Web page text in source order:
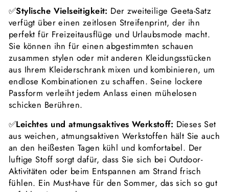
✅Stylische Vielseitigkeit: Der zweiteilige Geeta-Satz
verfügt über einen zeitlosen Streifenprint, der ihn
perfekt für Freizeitausflüge und Urlaubsmode macht.
Sie können ihn für einen abgestimmten schauen
zusammen stylen oder mit anderen Kleidungsstücken
aus Ihrem Kleiderschrank mixen und kombinieren, um
endlose Kombinationen zu schaffen. Seine lockere
Passform verleiht jedem Anlass einen mühelosen
schicken Berühren.
✅Leichtes und atmungsaktives Werkstoff: Dieses Set
aus weichen, atmungsaktiven Werkstoffen hält Sie auch
an den heißesten Tagen kühl und komfortabel. Der
luftige Stoff sorgt dafür, dass Sie sich bei Outdoor-
Aktivitäten oder beim Entspannen am Strand frisch
fühlen. Ein Must-have für den Sommer, das sich so gut